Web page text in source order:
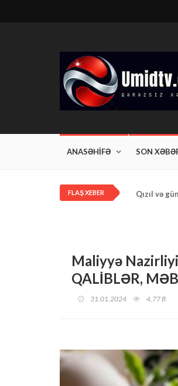
ANASƏHİFƏ SON
FLAŞ XEBER Qızıl və
Maliyyə
QALİBLƏR,
31.01.2024 4,77 B